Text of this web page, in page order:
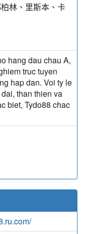
林、里斯本、卡
hang dau chau A,
truc tuyen
hap dan. Voi ty le
than thien va
biet, Tydo88 chac